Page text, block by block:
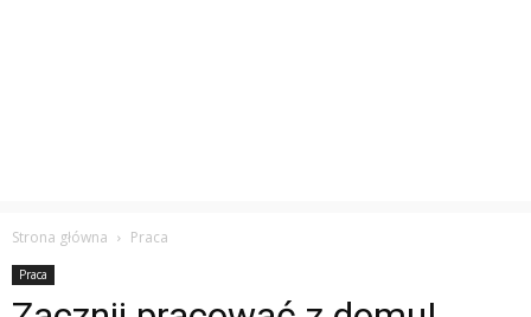
Strona główna Praca
Praca